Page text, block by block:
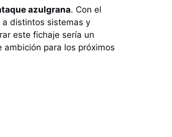
azulgrana. Con el
distintos sistemas y
este fichaje sería un
para los próximos